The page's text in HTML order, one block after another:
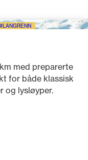
LANGRENN
med preparerte
for både klassisk
og lysløyper.